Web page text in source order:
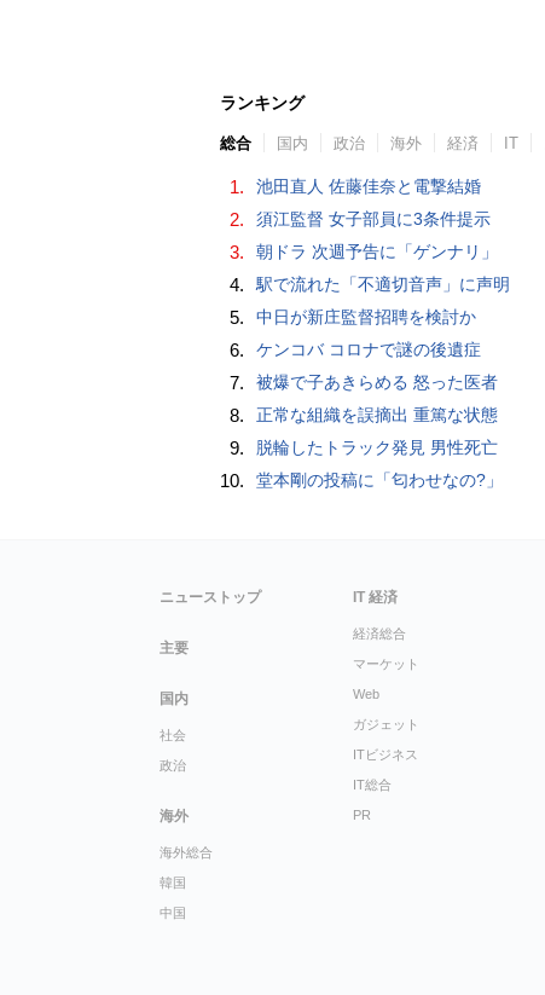
ランキング
総合 国内 政治 海外 経済 IT
1. 池田直人 佐藤佳奈と電撃結婚
2. 須江監督 女子部員に3条件提示
3. 朝ドラ 次週予告に「ゲンナリ」
4. 駅で流れた「不適切音声」に声明
5. 中日が新庄監督招聘を検討か
6. ケンコバ コロナで謎の後遺症
7. 被爆で子あきらめる 怒った医者
8. 正常な組織を誤摘出 重篤な状態
9. 脱輪したトラック発見 男性死亡
10. 堂本剛の投稿に「匂わせなの?」
ニューストップ
主要
国内
社会
政治
海外
海外総合
韓国
中国
IT 経済
経済総合
マーケット
Web
ガジェット
ITビジネス
IT総合
PR